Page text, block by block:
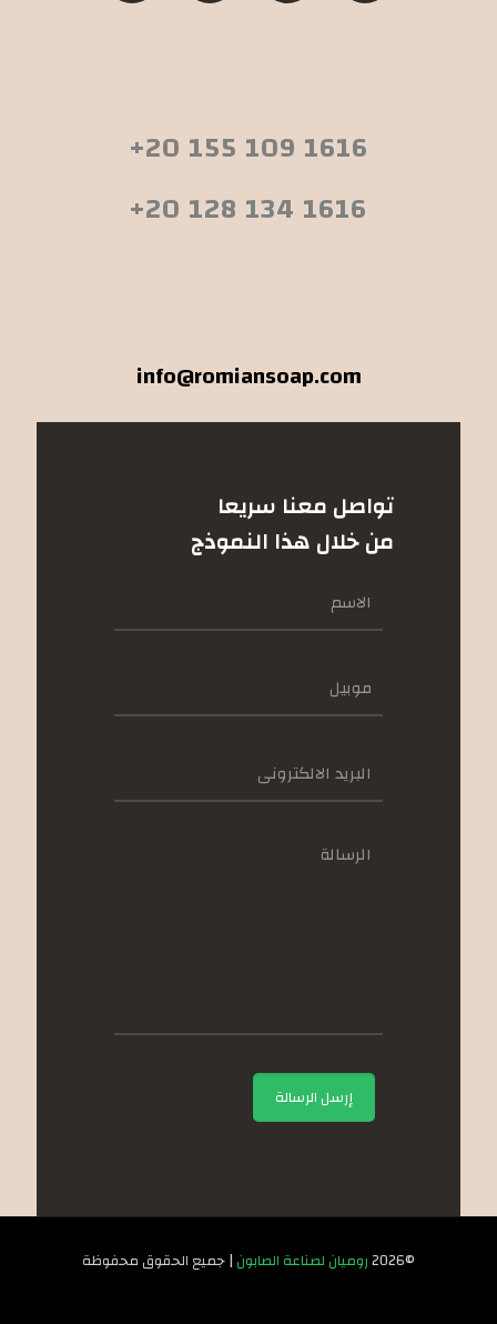
+20 155 109 1616
+20 128 134 1616
info@romiansoap.com
تواصل معنا سريعا
من خلال هذا النموذج
©2026 روميان لصناعة الصابون | جميع الحقوق محفوظة